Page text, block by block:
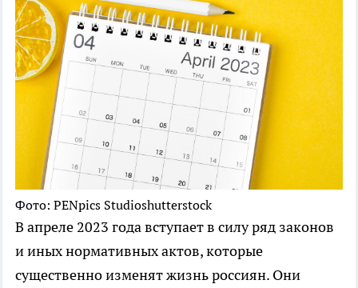
Фото: PENpics Studioshutterstock
В апреле 2023 года вступает в силу ряд законов
и иных нормативных актов, которые
существенно изменят жизнь россиян. Они